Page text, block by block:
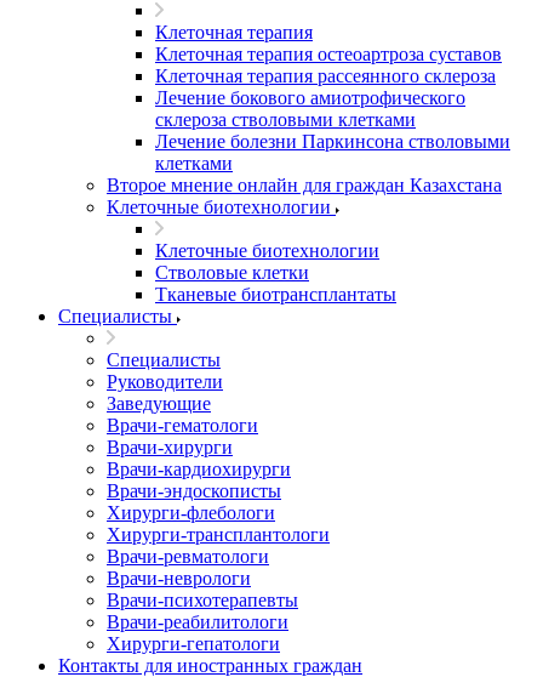
Клеточная терапия
Клеточная терапия остеоартроза суставов
Клеточная терапия рассеянного склероза
Лечение бокового амиотрофического
склероза стволовыми клетками
Лечение болезни Паркинсона стволовыми
клетками
Второе мнение онлайн для граждан Казахстана
Клеточные биотехнологии
Клеточные биотехнологии
Стволовые клетки
Тканевые биотрансплантаты
Специалисты
Специалисты
Руководители
Заведующие
Врачи-гематологи
Врачи-хирурги
Врачи-кардиохирурги
Врачи-эндоскописты
Хирурги-флебологи
Хирурги-трансплантологи
Врачи-ревматологи
Врачи-неврологи
Врачи-психотерапевты
Врачи-реабилитологи
Хирурги-гепатологи
Контакты для иностранных граждан